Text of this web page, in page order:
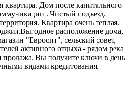
квартира. Дом после капитального
. Чистый подъезд.
Квартира очень теплая.
расположение дома,
"Евроопт", сельский совет,
активного отдыха - рядом река
продажа, Вы получите ключи в день
видами кредитования.